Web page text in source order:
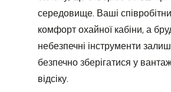
середовище. Ваші
комфорт охайної кабіни, а
небезпечні інструменти
безпечно зберігатися у
відсіку.